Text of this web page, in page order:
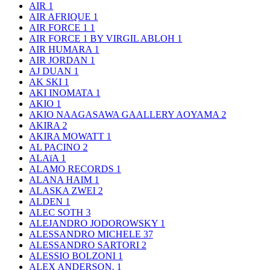
AIR 1
AIR AFRIQUE 1
AIR FORCE 1 1
AIR FORCE 1 BY VIRGIL ABLOH 1
AIR HUMARA 1
AIR JORDAN 1
AJ DUAN 1
AK SKI 1
AKI INOMATA 1
AKIO 1
AKIO NAAGASAWA GAALLERY AOYAMA2
AKIRA2
AKIRA MOWATT 1
AL PACINO 2
ALAïA 1
ALAMO RECORDS 1
ALANA HAIM 1
ALASKA ZWEI 2
ALDEN 1
ALEC SOTH 3
ALEJANDRO JODOROWSKY 1
ALESSANDRO MICHELE 37
ALESSANDRO SARTORI 2
ALESSIO BOLZONI 1
ALEX ANDERSON. 1